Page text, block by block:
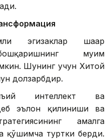
эгизаклар шаҳар
муҳим
Шунинг учун Хитой
долзарбдир.
интеллект ва
эълон қилиниши ва
амалга
қўшимча туртки берди.